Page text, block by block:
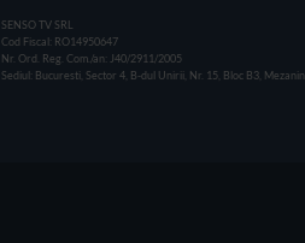
SENSO TV SRL
Cod Fiscal: RO14950647
Nr. Ord. Reg. Com./an: J40/2911/2005
Sediul: Bucuresti, Sector 4, B-dul Unirii, Nr. 15, Bloc B3, Mezanin